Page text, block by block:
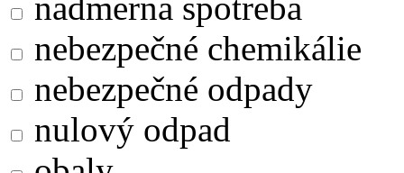
nebezpečné chemikálie
nebezpečné odpady
nulový odpad